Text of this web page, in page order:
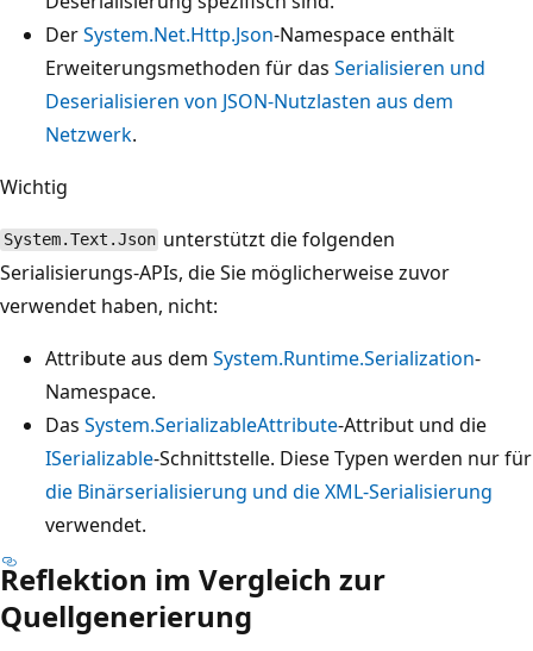
DerSystem.Net.Http.Json-Namespace enthält
Erweiterungsmethoden für das Serialisieren und
Deserialisieren von JSON-Nutzlasten aus dem
Netzwerk.
Wichtig
System.Text.Json unterstützt die folgenden
Serialisierungs-APIs, die Sie möglicherweise zuvor
verwendet haben, nicht:
Attribute aus dem System.Runtime.Serialization-
Namespace.
Das System.SerializableAttribute-Attribut und die
ISerializable-Schnittstelle. Diese Typen werden nur für
die Binärserialisierung und die XML-Serialisierung
verwendet.
Reflektion im Vergleich zur
Quellgenerierung